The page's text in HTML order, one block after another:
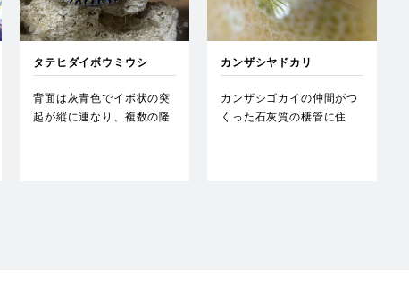
タテヒダイボウミウシ
背面は灰青色でイボ状の突
起が縦に連なり、複数の隆
カンザシヤドカリ
カンザシゴカイの仲間がつ
くった石灰質の棲管に住